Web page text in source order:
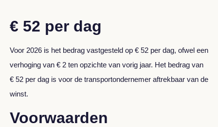
€ 52 per dag
Voor 2026 is het bedrag vastgesteld op € 52 per dag, ofwel een
verhoging van € 2 ten opzichte van vorig jaar. Het bedrag van
€ 52 per dag is voor de transportondernemer aftrekbaar van de
winst.
Voorwaarden